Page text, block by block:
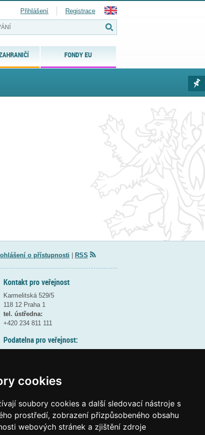
cookies
soubory cookies a další sledovací nástroje s
prostředí, zobrazení přizpůsobeného obsahu
webových stránek a zjištění zdroje
FONDY EU
Přihlášení Registrace
o přístupnosti RSS
Kontakt pro veřejnost
Karmelitská 529/5
118 12 Praha 1
tel. ústředna:
+420 234 811 111
Podatelna pro veřejnost:
(více informací
Elektronická podatelna:
posta@msmtgov cz